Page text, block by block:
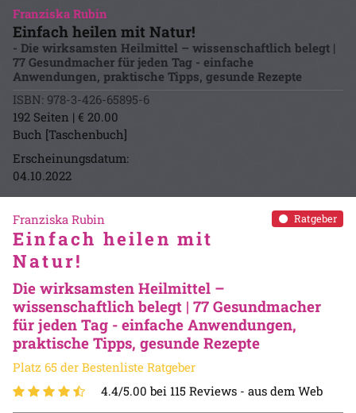
Franziska Rubin
Einfach heilen mit Natur!
- Die wirksamsten Heilmittel – wissenschaftlich belegt |
77 Gesundmacher für jeden Tag - einfache
Anwendungen, praktische Tipps, gesunde Rezepte
ISBN: 978-3-426-65895-6
192 Seiten | € 20.00
Buch [Taschenbuch]
Erscheinungsdatum:
04.10.2022
Ratgeber
Franziska Rubin
Einfach heilen mit
Natur!
Die wirksamsten Heilmittel –
wissenschaftlich belegt | 77 Gesundmacher
für jeden Tag - einfache Anwendungen,
praktische Tipps, gesunde Rezepte
Platz 65 der Bestenliste Ratgeber
4.4/5.00 bei 115 Reviews - aus dem Web